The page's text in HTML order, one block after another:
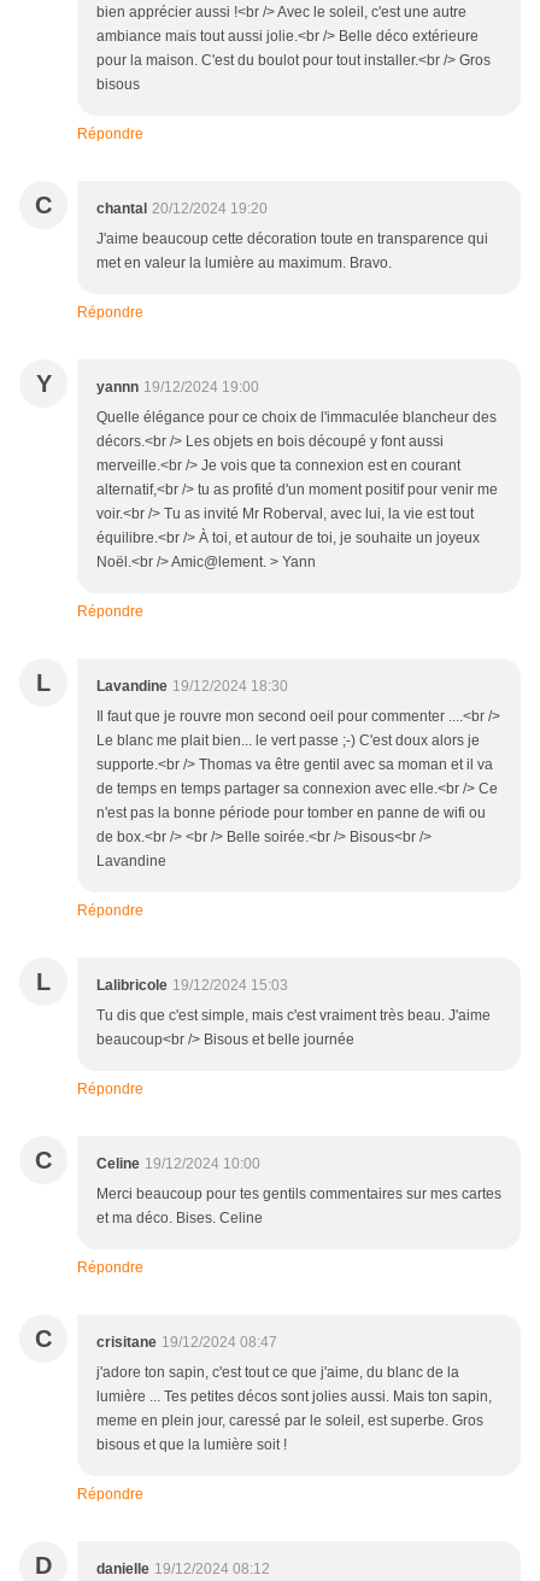
bien apprécier aussi !<br /> Avec le soleil, c'est une autre
ambiance mais tout aussi jolie.<br /> Belle déco extérieure
pour la maison. C'est du boulot pour tout installer.<br /> Gros
bisous
Répondre
C chantal 20/12/2024 19:20
J'aime beaucoup cette décoration toute en transparence qui
met en valeur la lumière au maximum. Bravo.
Répondre
Y yannn 19/12/2024 19:00
Quelle élégance pour ce choix de l'immaculée blancheur des
décors.<br /> Les objets en bois découpé y font aussi
merveille.<br /> Je vois que ta connexion est en courant
alternatif,<br /> tu as profité d'un moment positif pour venir me
voir.<br /> Tu as invité Mr Roberval, avec lui, la vie est tout
équilibre.<br /> À toi, et autour de toi, je souhaite un joyeux
Noël.<br /> Amic@lement. > Yann
Répondre
L Lavandine 19/12/2024 18:30
Il faut que je rouvre mon second oeil pour commenter ....<br />
Le blanc me plait bien... le vert passe ;-) C'est doux alors je
supporte.<br /> Thomas va être gentil avec sa moman et il va
de temps en temps partager sa connexion avec elle.<br /> Ce
n'est pas la bonne période pour tomber en panne de wifi ou
de box.<br /> <br /> Belle soirée.<br /> Bisous<br />
Lavandine
Répondre
L Lalibricole 19/12/2024 15:03
Tu dis que c'est simple, mais c'est vraiment très beau. J'aime
beaucoup<br /> Bisous et belle journée
Répondre
C Celine 19/12/2024 10:00
Merci beaucoup pour tes gentils commentaires sur mes cartes
et ma déco. Bises. Celine
Répondre
C crisitane 19/12/2024 08:47
j'adore ton sapin, c'est tout ce que j'aime, du blanc de la
lumière ... Tes petites décos sont jolies aussi. Mais ton sapin,
meme en plein jour, caressé par le soleil, est superbe. Gros
bisous et que la lumière soit !
Répondre
D danielle 19/12/2024 08:12